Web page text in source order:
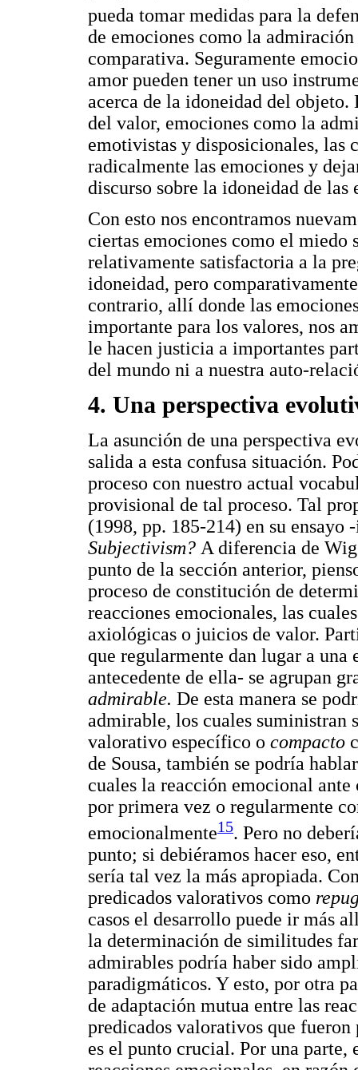
pueda tomar medidas para la
de emociones como la
comparativa. Seguramente
amor pueden tener un uso
acerca de la idoneidad del
del valor, emociones como la
emotivistas y disposicionales, las
radicalmente las emociones y
discurso sobre la idoneidad de las
Con esto nos encontramos
ciertas emociones como el miedo
relativamente satisfactoria a la
idoneidad, pero
contrario, allí donde las
importante para los valores, nos
le hacen justicia a importantes
del mundo ni a nuestra auto-
4. Una perspectiva
La asunción de una perspectiva
salida a esta confusa situación.
proceso con nuestro actual
provisional de tal proceso. Tal
(1998, pp. 185-214) en su
Subjectivism? A diferencia de
punto de la sección anterior,
proceso de constitución de
reacciones emocionales, las
axiológicas o juicios de valor.
que regularmente dan lugar a
antecedente de ella- se agrupan
admirable. De esta manera se
admirable, los cuales suministran
valorativo específico o compacto
de Sousa, también se podría
cuales la reacción emocional
por primera vez o regularmente
emocionalmente15. Pero no
punto; si debiéramos hacer eso,
sería tal vez la más apropiada.
predicados valorativos como
casos el desarrollo puede ir más
la determinación de similitudes
admirables podría haber sido
paradigmáticos. Y esto, por otra
de adaptación mutua entre las
predicados valorativos que
es el punto crucial. Por una